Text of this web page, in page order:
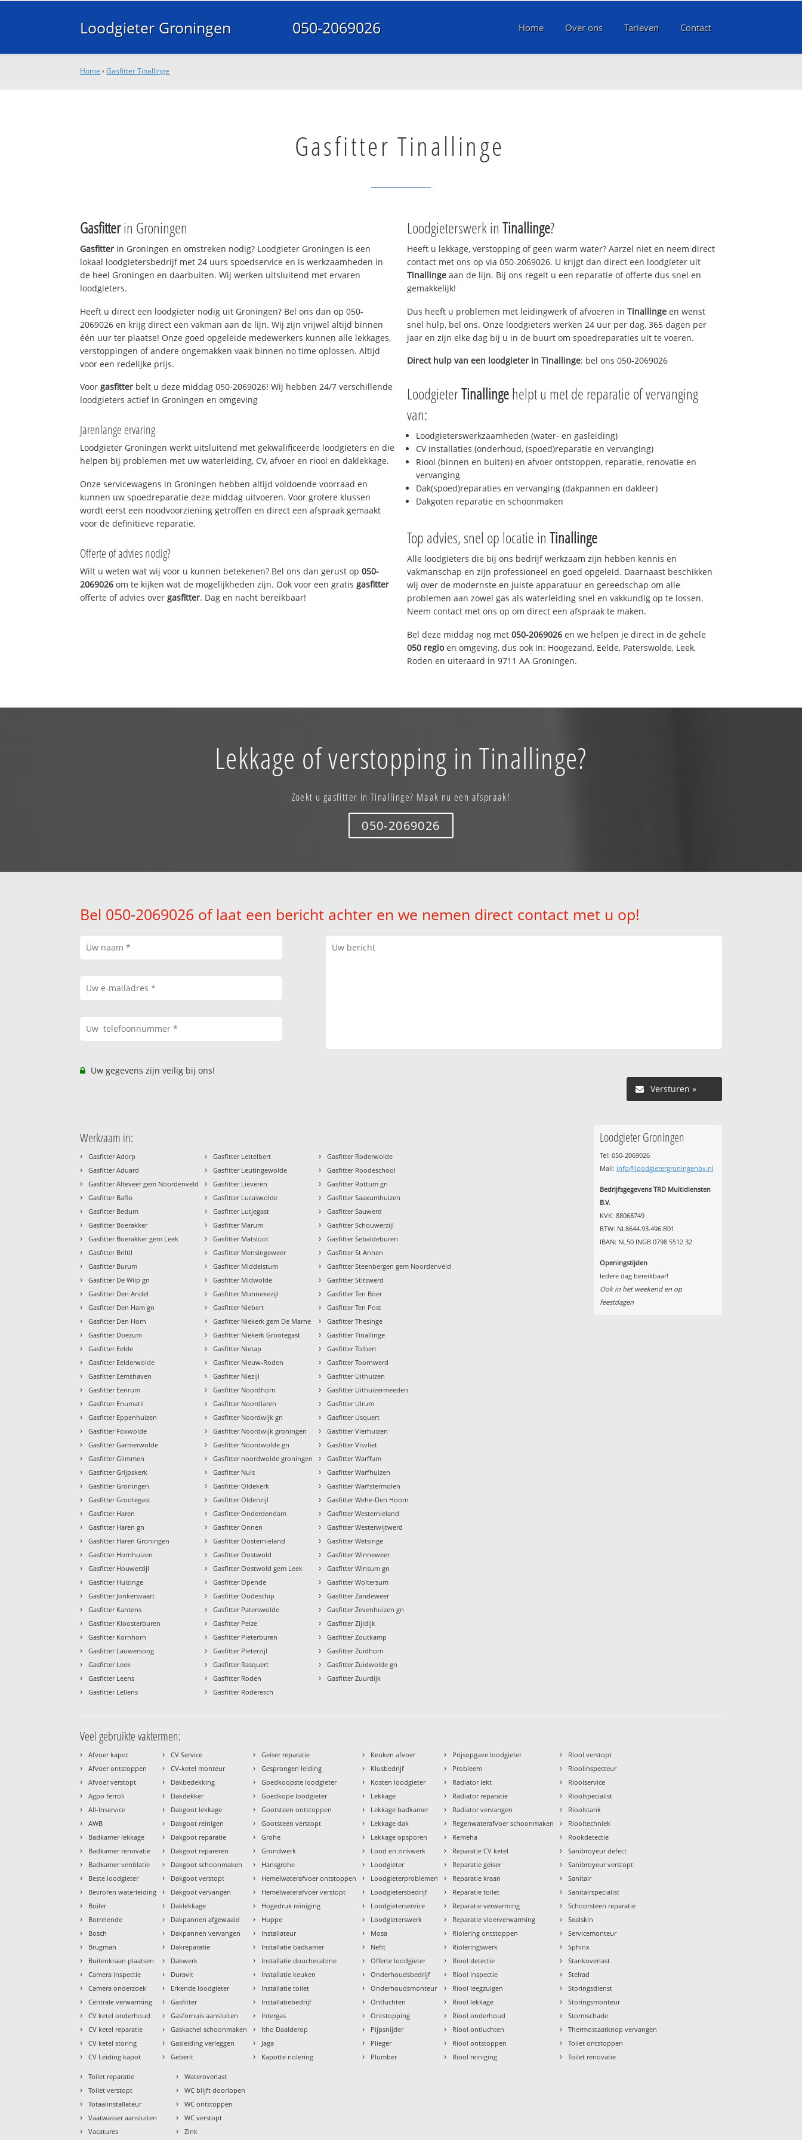
Loodgieter Groningen 050-2069026 Home Over ons Tarieven Contact
Home ›Gasfitter Tinallinge
Gasfitter Tinallinge
Gasfitterin Groningen
Gasfitter in Groningen en omstreken nodig? Loodgieter Groningen is een
lokaal loodgietersbedrijf met 24 uurs spoedservice en is werkzaamheden in
de heel Groningen en daarbuiten. Wij werken uitsluitend met ervaren
loodgieters.
Heeft u direct een loodgieter nodig uit Groningen? Bel ons dan op 050-
2069026 en krijg direct een vakman aan de lijn. Wij zijn vrijwel altijd binnen
één uur ter plaatse! Onze goed opgeleide medewerkers kunnen alle lekkages,
verstoppingen of andere ongemakken vaak binnen no time oplossen. Altijd
voor een redelijke prijs.
Voorgasfitter belt u deze middag 050-2069026! Wij hebben 24/7 verschillende
loodgieters actief in Groningen en omgeving
Jarenlange ervaring
Loodgieter Groningen werkt uitsluitend met gekwalificeerde loodgieters en die
helpen bij problemen met uw waterleiding, CV, afvoer en riool en daklekkage.
Onze servicewagens in Groningen hebben altijd voldoende voorraad en
kunnen uw spoedreparatie deze middag uitvoeren. Voor grotere klussen
wordt eerst een noodvoorziening getroffen en direct een afspraak gemaakt
voor de definitieve reparatie.
Offerte of advies nodig?
Wilt u weten wat wij voor u kunnen betekenen? Bel ons dan gerust op050-
2069026 om te kijken wat de mogelijkheden zijn. Ook voor een gratis gasfitter
offerte of advies over gasfitter. Dag en nacht bereikbaar!
Loodgieterswerk in Tinallinge?
Heeft u lekkage, verstopping of geen warm water? Aarzel niet en neem direct
contact met ons op via 050-2069026. U krijgt dan direct een loodgieter uit
Tinallinge aan de lijn. Bij ons regelt u een reparatie of offerte dus snel en
gemakkelijk!
Dus heeft u problemen met leidingwerk of afvoeren in Tinallinge en wenst
snel hulp, bel ons. Onze loodgieters werken 24 uur per dag, 365 dagen per
jaar en zijn elke dag bij u in de buurt om spoedreparaties uit te voeren.
Direct hulp van een loodgieter in Tinallinge: bel ons 050-2069026
LoodgieterTinallingehelpt u met de reparatie of vervanging
van:
Loodgieterswerkzaamheden (water- en gasleiding)
CV installaties (onderhoud, (spoed)reparatie en vervanging)
Riool (binnen en buiten) en afvoer ontstoppen, reparatie, renovatie en
vervanging
Dak(spoed)reparaties en vervanging (dakpannen en dakleer)
Dakgoten reparatie en schoonmaken
Top advies, snel op locatie in Tinallinge
Alle loodgieters die bij ons bedrijf werkzaam zijn hebben kennis en
vakmanschap en zijn professioneel en goed opgeleid. Daarnaast beschikken
wij over de modernste en juiste apparatuur en gereedschap om alle
problemen aan zowel gas als waterleiding snel en vakkundig op te lossen.
Neem contact met ons op om direct een afspraak te maken.
Bel deze middag nog met 050-2069026 en we helpen je direct in de gehele
050 regioen omgeving, dus ook in: Hoogezand, Eelde, Paterswolde, Leek,
Roden en uiteraard in 9711 AA Groningen.
Lekkage of verstopping in Tinallinge?
Zoekt u gasfitter in Tinallinge? Maak nu een afspraak!
050-2069026
Bel 050-2069026 of laat een bericht achter en we nemen direct contact met u op!
Uw gegevens zijn veilig bij ons!
Versturen »
Werkzaam in:
› Gasfitter Adorp
› Gasfitter Aduard
› Gasfitter Alteveer gem Noordenveld
› Gasfitter Baflo
› Gasfitter Bedum
› Gasfitter Boerakker
› Gasfitter Boerakker gem Leek
› Gasfitter Briltil
› Gasfitter Burum
› Gasfitter De Wilp gn
› Gasfitter Den Andel
› Gasfitter Den Ham gn
› Gasfitter Den Horn
› Gasfitter Doezum
› Gasfitter Eelde
› Gasfitter Eelderwolde
› Gasfitter Eemshaven
› Gasfitter Eenrum
› Gasfitter Enumatil
› Gasfitter Eppenhuizen
› Gasfitter Foxwolde
› Gasfitter Garmerwolde
› Gasfitter Glimmen
› Gasfitter Grijpskerk
› Gasfitter Groningen
› Gasfitter Grootegast
› Gasfitter Haren
› Gasfitter Haren gn
› Gasfitter Haren Groningen
› Gasfitter Hornhuizen
› Gasfitter Houwerzijl
› Gasfitter Huizinge
› Gasfitter Jonkersvaart
› Gasfitter Kantens
› Gasfitter Kloosterburen
› Gasfitter Kornhorn
› Gasfitter Lauwersoog
› Gasfitter Leek
› Gasfitter Leens
› Gasfitter Lellens
› Gasfitter Lettelbert
› Gasfitter Leutingewolde
› Gasfitter Lieveren
› Gasfitter Lucaswolde
› Gasfitter Lutjegast
› Gasfitter Marum
› Gasfitter Matsloot
› Gasfitter Mensingeweer
› Gasfitter Middelstum
› Gasfitter Midwolde
› Gasfitter Munnekezijl
› Gasfitter Niebert
› Gasfitter Niekerk gem De Marne
› Gasfitter Niekerk Grootegast
› Gasfitter Nietap
› Gasfitter Nieuw-Roden
› Gasfitter Niezijl
› Gasfitter Noordhorn
› Gasfitter Noordlaren
› Gasfitter Noordwijk gn
› Gasfitter Noordwijk groningen
› Gasfitter Noordwolde gn
› Gasfitter noordwolde groningen
› Gasfitter Nuis
› Gasfitter Oldekerk
› Gasfitter Oldenzijl
› Gasfitter Onderdendam
› Gasfitter Onnen
› Gasfitter Oosternieland
› Gasfitter Oostwold
› Gasfitter Oostwold gem Leek
› Gasfitter Opende
› Gasfitter Oudeschip
› Gasfitter Paterswolde
› Gasfitter Peize
› Gasfitter Pieterburen
› Gasfitter Pieterzijl
› Gasfitter Rasquert
› Gasfitter Roden
› Gasfitter Roderesch
› Gasfitter Roderwolde
› Gasfitter Roodeschool
› Gasfitter Rottum gn
› Gasfitter Saaxumhuizen
› Gasfitter Sauwerd
› Gasfitter Schouwerzijl
› Gasfitter Sebaldeburen
› Gasfitter St Annen
› Gasfitter Steenbergen gem Noordenveld
› Gasfitter Stitswerd
› Gasfitter Ten Boer
› Gasfitter Ten Post
› Gasfitter Thesinge
› Gasfitter Tinallinge
› Gasfitter Tolbert
› Gasfitter Toornwerd
› Gasfitter Uithuizen
› Gasfitter Uithuizermeeden
› Gasfitter Ulrum
› Gasfitter Usquert
› Gasfitter Vierhuizen
› Gasfitter Visvliet
› Gasfitter Warffum
› Gasfitter Warfhuizen
› Gasfitter Warfstermolen
› Gasfitter Wehe-Den Hoorn
› Gasfitter Westernieland
› Gasfitter Westerwijtwerd
› Gasfitter Wetsinge
› Gasfitter Winneweer
› Gasfitter Winsum gn
› Gasfitter Woltersum
› Gasfitter Zandeweer
› Gasfitter Zevenhuizen gn
› Gasfitter Zijldijk
› Gasfitter Zoutkamp
› Gasfitter Zuidhorn
› Gasfitter Zuidwolde gn
› Gasfitter Zuurdijk
Loodgieter Groningen
Tel: 050-2069026
Mail: info@loodgietergroningenbv.nl
Bedrijfsgegevens TRD Multidiensten
B.V.
KVK: 88068749
BTW: NL8644.93.496.B01
IBAN: NL50 INGB 0798 5512 32
Openingstijden
Iedere dag bereikbaar!
Ook in het weekend en op
feestdagen
Veel gebruikte vaktermen:
› Afvoer kapot
› Afvoer ontstoppen
› Afvoer verstopt
› Agpo ferroli
› All-Inservice
› AWB
› Badkamer lekkage
› Badkamer renovatie
› Badkamer ventilatie
› Beste loodgieter
› Bevroren waterleiding
› Boiler
› Borrelende
› Bosch
› Brugman
› Buitenkraan plaatsen
› Camera inspectie
› Camera onderzoek
› Centrale verwarming
› CV ketel onderhoud
› CV ketel reparatie
› CV ketel storing
› CV Leiding kapot
› CV Service
› CV-ketel monteur
› Dakbedekking
› Dakdekker
› Dakgoot lekkage
› Dakgoot reinigen
› Dakgoot reparatie
› Dakgoot repareren
› Dakgoot schoonmaken
› Dakgoot verstopt
› Dakgoot vervangen
› Daklekkage
› Dakpannen afgewaaid
› Dakpannen vervangen
› Dakreparatie
› Dakwerk
› Duravit
› Erkende loodgieter
› Gasfitter
› Gasfornuis aansluiten
› Gaskachel schoonmaken
› Gasleiding verleggen
› Geberit
› Geiser reparatie
› Gesprongen leiding
› Goedkoopste loodgieter
› Goedkope loodgieter
› Gootsteen ontstoppen
› Gootsteen verstopt
› Grohe
› Grondwerk
› Hansgrohe
› Hemelwaterafvoer ontstoppen
› Hemelwaterafvoer verstopt
› Hogedruk reiniging
› Huppe
› Installateur
› Installatie badkamer
› Installatie douchecabine
› Installatie keuken
› Installatie toilet
› Installatiebedrijf
› Intergas
› Itho Daalderop
› Jaga
› Kapotte riolering
› Keuken afvoer
› Klusbedrijf
› Kosten loodgieter
› Lekkage
› Lekkage badkamer
› Lekkage dak
› Lekkage opsporen
› Lood en zinkwerk
› Loodgieter
› Loodgieterproblemen
› Loodgietersbedrijf
› Loodgieterservice
› Loodgieterswerk
› Mosa
› Nefit
› Offerte loodgieter
› Onderhoudsbedrijf
› Onderhoudsmonteur
› Ontluchten
› Ontstopping
› Pijpsnijder
› Plieger
› Plumber
› Prijsopgave loodgieter
› Probleem
› Radiator lekt
› Radiator reparatie
› Radiator vervangen
› Regenwaterafvoer schoonmaken
› Remeha
› Reparatie CV ketel
› Reparatie geiser
› Reparatie kraan
› Reparatie toilet
› Reparatie verwarming
› Reparatie vloerverwarming
› Riolering ontstoppen
› Rioleringswerk
› Riool detectie
› Riool inspectie
› Riool leegzuigen
› Riool lekkage
› Riool onderhoud
› Riool ontluchten
› Riool ontstoppen
› Riool reiniging
› Riool verstopt
› Rioolinspecteur
› Rioolservice
› Rioolspecialist
› Rioolstank
› Riooltechniek
› Rookdetectie
› Sanibroyeur defect
› Sanibroyeur verstopt
› Sanitair
› Sanitairspecialist
› Schoorsteen reparatie
› Sealskin
› Servicemonteur
› Sphinx
› Stankoverlast
› Stelrad
› Storingsdienst
› Storingsmonteur
› Stormschade
› Thermostaatknop vervangen
› Toilet ontstoppen
› Toilet renovatie
› Toilet reparatie
› Toilet verstopt
› Totaalinstallateur
› Vaatwasser aansluiten
› Vacatures
› Wateroverlast
› WC blijft doorlopen
› WC ontstoppen
› WC verstopt
› Zink